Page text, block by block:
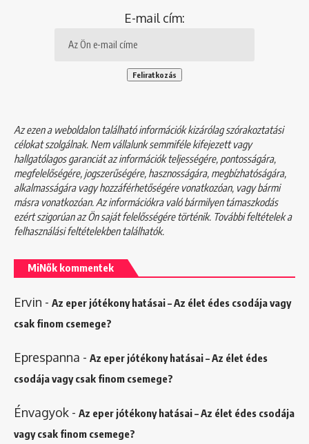
E-mail cím:
Az ezen a weboldalon található információk kizárólag szórakoztatási
célokat szolgálnak. Nem vállalunk semmiféle kifejezett vagy
hallgatólagos garanciát az információk teljességére, pontosságára,
megfelelőségére, jogszerűségére, hasznosságára, megbízhatóságára,
alkalmasságára vagy hozzáférhetőségére vonatkozóan, vagy bármi
másra vonatkozóan. Az információkra való bármilyen támaszkodás
ezért szigorúan az Ön saját felelősségére történik. További feltételek a
felhasználási feltételekbentalálhatók.
MiNők kommentek
Ervin - Az eper jótékony hatásai – Az élet édes csodája vagy
csak finom csemege?
Eprespanna - Az eper jótékony hatásai – Az élet édes
csodája vagy csak finom csemege?
Énvagyok - Az eper jótékony hatásai – Az élet édes csodája
vagy csak finom csemege?